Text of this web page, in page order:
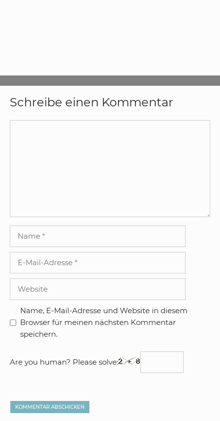
Schreibe einen Kommentar
Adresse
Name, E-Mail-Adresse und Website in diesem
Browser für meinen nächsten Kommentar
speichern.
Are you human? Please solve: